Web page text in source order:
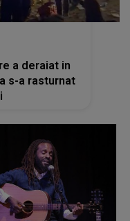
a deraiat in
s-a rasturnat